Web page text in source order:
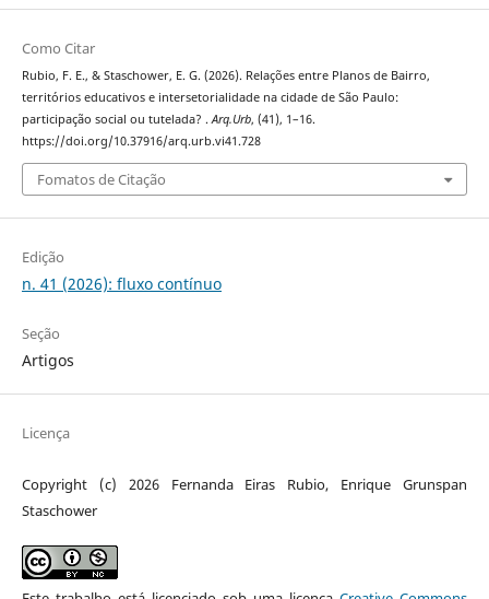
Como Citar
Rubio, F. E., & Staschower, E. G. (2026). Relações entre Planos de Bairro,
territórios educativos e intersetorialidade na cidade de São Paulo:
participação social ou tutelada? . Arq.Urb, (41), 1–16.
https://doi.org/10.37916/arq.urb.vi41.728
Fomatos de Citação
Edição
n. 41 (2026): fluxo contínuo
Seção
Artigos
Licença
Copyright (c) 2026 Fernanda Eiras Rubio, Enrique Grunspan
Staschower